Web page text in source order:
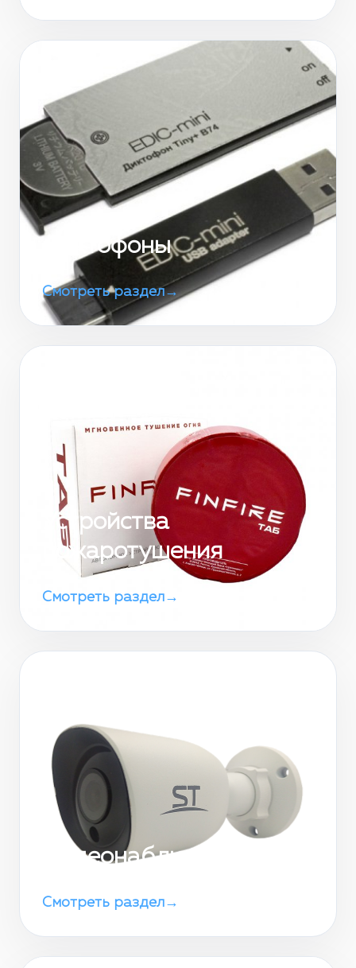
Диктофоны
Смотреть раздел→
Устройства
пожаротушения
Смотреть раздел→
Видеонаблюдение
Смотреть раздел→